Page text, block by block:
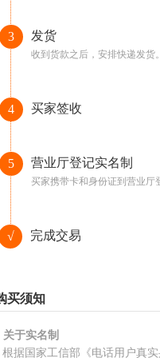
3 发货
收到货款之后，安排快递发货。
4 买家签收
5 营业厅登记实名制
买家携带卡和身份证到营业厅
√ 完成交易
买须知
关于实名制
根据国家工信部《电话用户真